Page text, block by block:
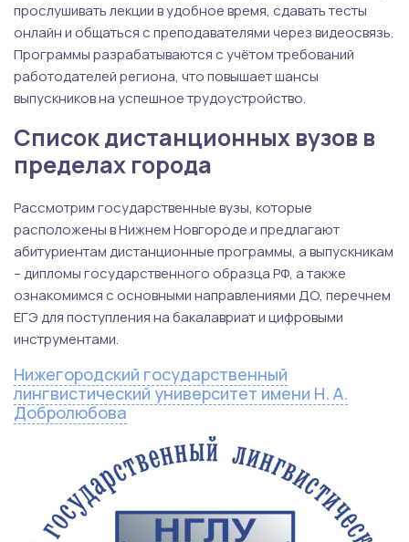
прослушивать лекции в удобное время, сдавать тесты
онлайн и общаться с преподавателями через видеосвязь.
Программы разрабатываются с учётом требований
работодателей региона, что повышает шансы
выпускников на успешное трудоустройство.
Список дистанционных вузов в
пределах города
Рассмотрим государственные вузы, которые
расположены в Нижнем Новгороде и предлагают
абитуриентам дистанционные программы, а выпускникам
– дипломы государственного образца РФ, а также
ознакомимся с основными направлениями ДО, перечнем
ЕГЭ для поступления на бакалавриат и цифровыми
инструментами.
Нижегородский государственный
лингвистический университет имени Н. А.
Добролюбова